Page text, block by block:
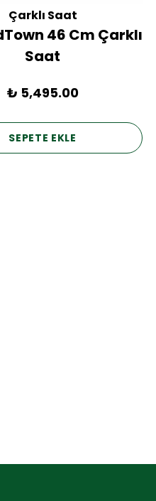
Çarklı Saat
46 Cm Çarklı
Saat
₺ 5,495.00
SEPETE EKLE